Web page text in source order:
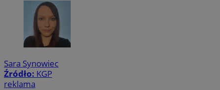
Sara Synowiec
Źródło: KGP
reklama